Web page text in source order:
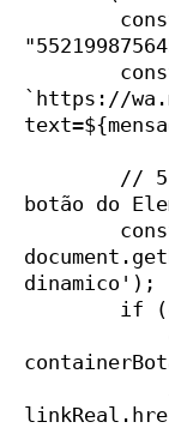
`https://
botão do
dinamico');